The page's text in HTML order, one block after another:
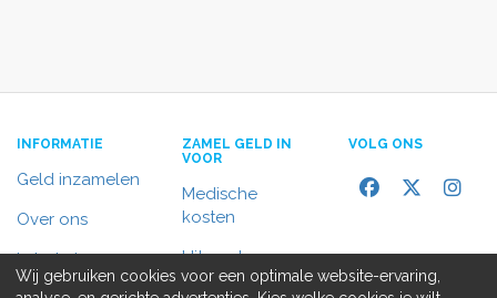
INFORMATIE
Geld inzamelen
Over ons
In het nieuws
ZAMEL GELD IN
VOOR
Medische
kosten
Uitvaart
VOLG ONS
Wij gebruiken cookies voor een optimale website-ervaring,